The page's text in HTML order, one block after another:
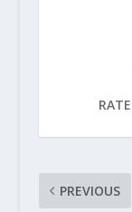
PREVIOUS